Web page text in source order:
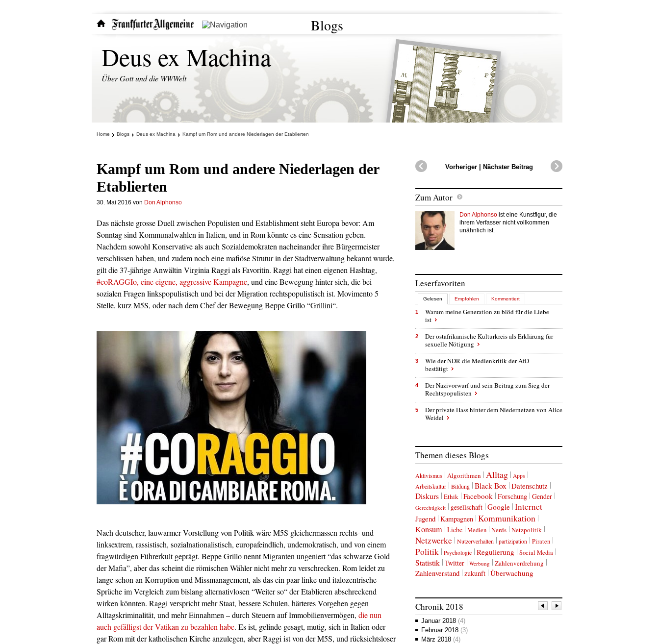
Blogs
Deus ex Machina
Über Gott und die WWWelt
Home Blogs Deus ex Machina Kampf um Rom und andere Niederlagen der Etablierten
Kampf um Rom und andere Niederlagen der
Etablierten
30. Mai 2016 von Don Alphonso
Das nächste grosse Duell zwischen Populisten und Establishment steht Europa bevor: Am
Sonntag sind Kommunalwahlen in Italien, und in Rom könnte es eine Sensation geben.
Nachdem sowohl Konservative als auch Sozialdemokraten nacheinander ihre Bürgermeister
verschlissen haben, und zudem noch eine mafiöse Strutur in der Stadtverwaltung bekannt wurde,
gilt die 37-jährige Anwältin Virginia Raggi als Favoritin. Raggi hat einen eigenen Hashtag,
#coRAGGIo, eine eigene, aggressive Kampagne, und eine Bewegung hinter sich, die bei
sozialen Fragen linkspopulistisch und bei der Migration rechtspopulistisch ist. Movimento 5
Stelle, kurz M5S, oder nach dem Chef der Bewegung Beppe Grillo “Grillini“.
Nach deutscher, lauwarmer Vorstellung von Politik wäre M5S gleichermassen rechts- und
linksextrem, rassistisch, sozialnationalistisch, europafeindlich, undemokratisch, und von einem
fragwürdigen Führerkult geprägt. Beppe Grillo nennt Migranten ungeniert “das schwarze Gold
der Mafia”, aber das scheint die römischen Wähler nicht mehr zu verschrecken. Rom leidet zu
lange schon an Korruption und Missmanagement, als das ein paar linke und italozentrische
Sprüche im Vergleich zum bislang alternativlosen “Weiter so“ der Etablieren abschreckend
wirken könnten. Raggi verspricht mehr Staat, bessere Schulen, härteres Vorgehen gegen
Alltagskriminalität, und mehr Einnahmen – durch Steuern auf Immobilienvermögen, die nun
auch gefälligst der Vatikan zu bezahlen habe. Es ist, gelinde gesagt, mutig, sich in Italien oder
gar Rom mit der katholischen Kirche anzulegen, aber Raggi ist von der M5S, und rücksichtsloser
Vorheriger| Nächster Beitrag
Zum Autor
Don Alphonso ist eine Kunstfigur, die
ihrem Verfasser nicht vollkommen
unähnlich ist.
Leserfavoriten
Gelesen Empfohlen Kommentiert
1
Warum meine Generation zu blöd für die Liebe
ist
2
Der ostafrikanische Kulturkreis als Erklärung für
sexuelle Nötigung
3
Wie der NDR die Medienkritik der AfD
bestätigt
4
Der Nazivorwurf und sein Beitrag zum Sieg der
Rechtspopulisten
5
Der private Hass hinter dem Niedernetzen von Alice
Weidel
Themen dieses Blogs
Aktivismus Algorithmen Alltag Apps
Arbeitskultur Bildung Black Box Datenschutz
Diskurs Ethik Facebook Forschung Gender
Gerechtigkeit gesellschaft Google Internet
Jugend Kampagnen Kommunikation
Konsum Liebe Medien Nerds Netzpolitik
Netzwerke Nutzerverhalten partizipation Piraten
Politik Psychologie Regulierung Social Media
Statistik Twitter Werbung Zahlenverdrehung
Zahlenverstand zukunft Überwachung
Chronik2018
Januar 2018 (4)
Februar 2018 (3)
März 2018 (4)